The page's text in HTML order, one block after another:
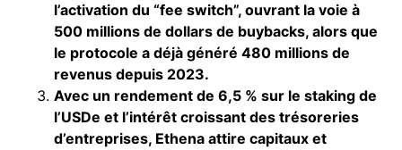
l’activation du “fee switch”, ouvrant la voie à
500 millions de dollars de buybacks, alors que
le protocole a déjà généré 480 millions de
revenus depuis 2023.
Avec un rendement de 6,5 % sur le staking de
l’USDe et l’intérêt croissant des trésoreries
d’entreprises, Ethena attire capitaux et